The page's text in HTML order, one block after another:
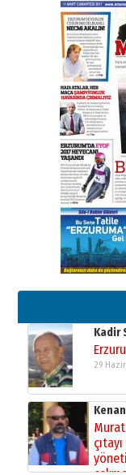
31 Mart
A.
BİR
28
26 Mart
Cem
gönül
13
Esat
bir
02
Kadir
29
Kenan
Murat